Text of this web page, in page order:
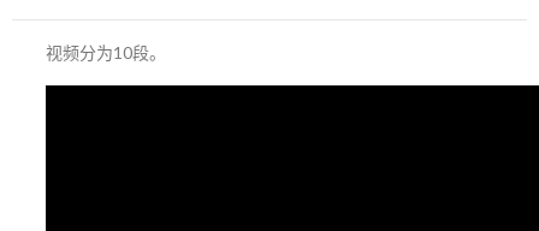
视频分为10段。